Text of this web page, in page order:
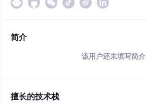
简介
该用户还未填写简介
擅长的技术栈